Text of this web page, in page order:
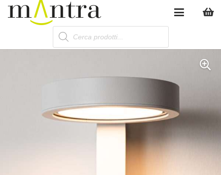
Products
search